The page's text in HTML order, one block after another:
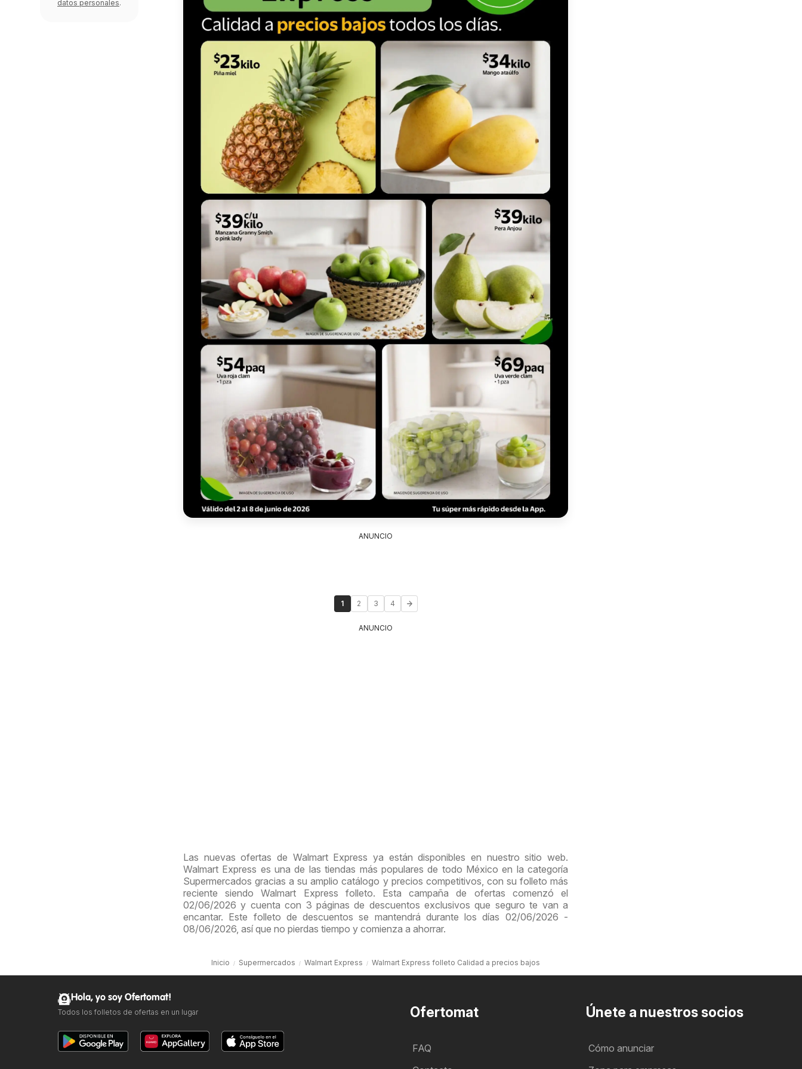
ANUNCIO
1 2 3 4
ANUNCIO
Las nuevas ofertas de Walmart Express ya están disponibles en nuestro sitio web.
Walmart Express es una de las tiendas más populares de todo México en la categoría
Supermercados gracias a su amplio catálogo y precios competitivos, con su folleto más
reciente siendo Walmart Express folleto. Esta campaña de ofertas comenzó el
02/06/2026 y cuenta con 3 páginas de descuentos exclusivos que seguro te van a
encantar. Este folleto de descuentos se mantendrá durante los días 02/06/2026 -
08/06/2026, así que no pierdas tiempo y comienza a ahorrar.
Inicio Supermercados Walmart Express Walmart Express folleto Calidad a precios bajos
datos personales.
Ofertomat
FAQ
Únete a nuestros socios
Cómo anunciar
Hola, yo soy Ofertomat!
Todos los folletos de ofertas en un lugar